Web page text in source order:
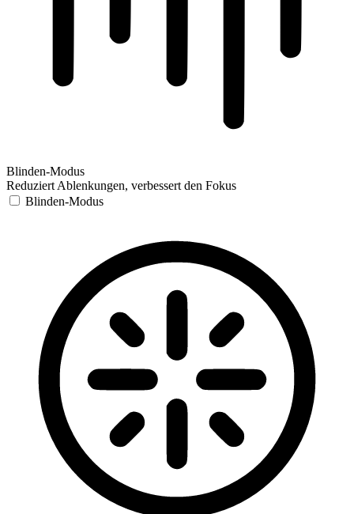
Blinden-Modus
Reduziert Ablenkungen, verbessert den Fokus
Blinden-Modus